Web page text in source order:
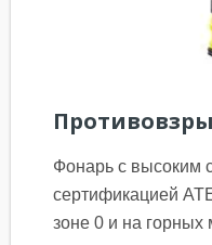
Фонарь с высоким
сертификацией
зоне 0 и на горных